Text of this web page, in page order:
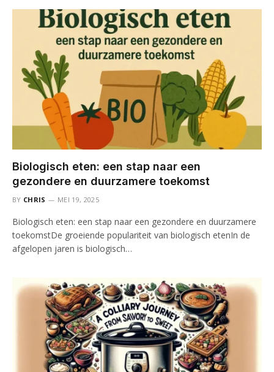
Biologisch eten: een stap naar een
gezondere en duurzamere toekomst
BY CHRIS MEI 19, 2025
Biologisch eten: een stap naar een gezondere en duurzamere
toekomstDe groeiende populariteit van biologisch etenIn de
afgelopen jaren is biologisch…